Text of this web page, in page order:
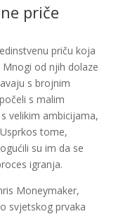
priče
priču koja
od njih dolaze
s brojnim
s malim
velikim ambicijama,
tome,
su im da se
igranja.
Moneymaker,
svjetskog prvaka